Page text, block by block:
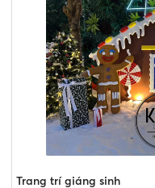
Trang trí giáng sinh